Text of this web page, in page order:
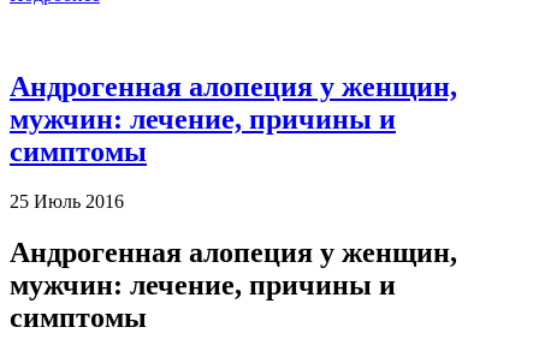
Андрогенная алопеция у женщин,
мужчин: лечение, причины и
симптомы
25 Июль 2016
Андрогенная алопеция у женщин,
мужчин: лечение, причины и
симптомы